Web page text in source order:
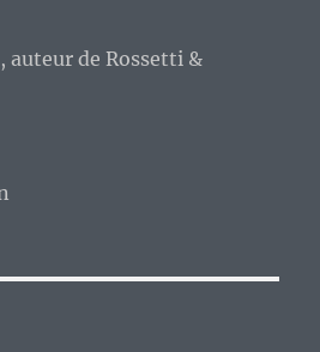
auteur de Rossetti &